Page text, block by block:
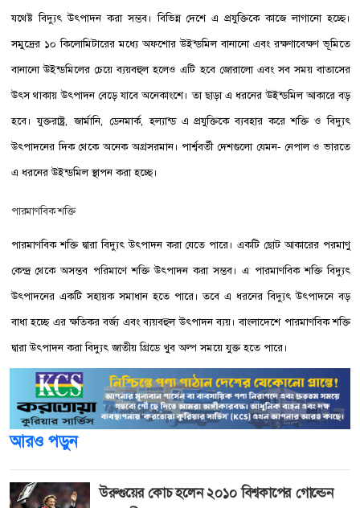
যথেষ্ট বিদ্যুৎ উৎপাদন করা সম্ভব। বিভিন্ন দেশে এ প্রযুক্তিকে কাজে লাগানো হচ্ছে।
সমুদ্রের ১০ কিলোমিটারের মধ্যে অফশোর উইন্ডমিল বানানো এবং রক্ষণাবেক্ষণ ভূমিতে
বানানো উইন্ডমিলের চেয়ে ব্যয়বহুল হলেও এটি হবে জোরালো এবং সব সময় বাতাসের
উৎস থাকায় উৎপাদন বেড়ে যাবে অনেকাংশে। তা ছাড়া এ ধরনের উইন্ডমিল আকারে বড়
হবে। যুক্তরাষ্ট্র, জার্মানি, ডেনমার্ক, হল্যান্ড এ প্রযুক্তিকে ব্যবহার করে শক্তি ও বিদ্যুৎ
উৎপাদনের দিক থেকে অনেক অগ্রসরমান। পার্শ্ববর্তী দেশগুলো যেমন- নেপাল ও ভারতে
এ ধরনের উইন্ডমিল স্থাপন করা হচ্ছে।
পারমাণবিক শক্তি
পারমাণবিক শক্তি দ্বারা বিদ্যুৎ উৎপাদন করা যেতে পারে। একটি ছোট আকারের পরমাণু
কেন্দ্র থেকে অসম্ভব পরিমাণে শক্তি উৎপাদন করা সম্ভব। এ পারমাণবিক শক্তি বিদ্যুৎ
উৎপাদনের একটি সহায়ক সমাধান হতে পারে। তবে এ ধরনের বিদ্যুৎ উৎপাদনে বড়
বাধা হচ্ছে এর ক্ষতিকর বর্জ্য এবং ব্যয়বহুল উৎপাদন ব্যয়। বাংলাদেশে পারমাণবিক শক্তি
দ্বারা উৎপাদন করা বিদ্যুৎ জাতীয় গ্রিডে খুব অল্প সময়ে যুক্ত হতে পারে।
আরও পড়ুন
উরুগুয়ের কোচ হলেন ২০১০ বিশ্বকাপের গোল্ডেন